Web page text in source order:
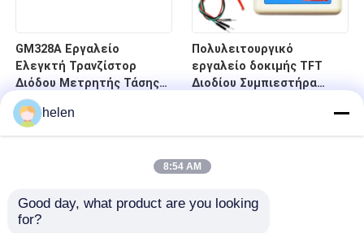
GM328A Εργαλείο
Ελεγκτή Τρανζίστορ
Διόδου Μετρητής Τάσης
Συχνότητας
Πολυλειτουργικό
εργαλείο δοκιμής TFT
Διοδίου Συμπιεστήρα
helen
8:54 AM
Good day, what product are you looking
for?